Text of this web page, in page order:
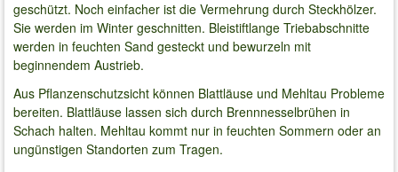
geschützt. Noch einfacher ist die Vermehrung durch Steckhölzer.
Sie werden im Winter geschnitten. Bleistiftlange Triebabschnitte
werden in feuchten Sand gesteckt und bewurzeln mit
beginnendem Austrieb.
Aus Pflanzenschutzsicht können Blattläuse und Mehltau Probleme
bereiten. Blattläuse lassen sich durch Brennnesselbrühen in
Schach halten. Mehltau kommt nur in feuchten Sommern oder an
ungünstigen Standorten zum Tragen.